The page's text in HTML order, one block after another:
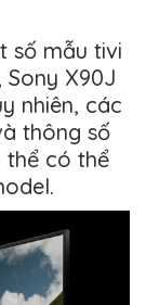
số mẫu tivi
Sony X90J
nhiên, các
thông số
thể có thể